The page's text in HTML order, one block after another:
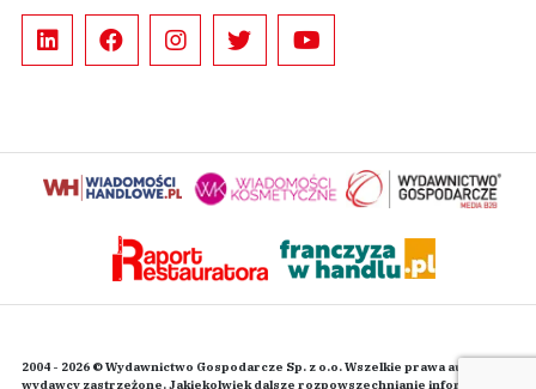
2004 - 2026 © Wydawnictwo Gospodarcze Sp. z o.o. Wszelkie prawa autorskie
wydawcy zastrzeżone. Jakiekolwiek dalsze rozpowszechnianie informacji i